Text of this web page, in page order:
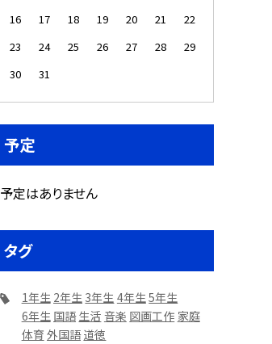
16
17 18 19 20 21
22
23
24 25 26 27 28
29
30
31
予定
予定はありません
タグ
1年生 2年生 3年生 4年生5年生
6年生 国語生活 音楽 図画工作 家庭
体育 外国語道徳